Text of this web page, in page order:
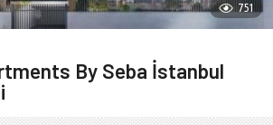
751
By Seba İstanbul